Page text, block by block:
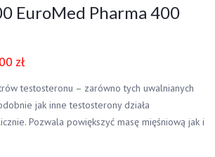
EuroMed Pharma 400
zł
testosteronu – zarówno tych uwalnianych
jak inne testosterony działa
Pozwala powiększyć masę mięśniową jak i